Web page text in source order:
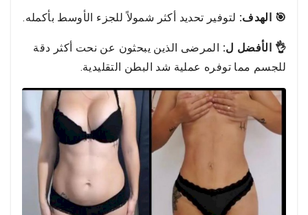
🎯 الهدف: لتوفير تحديد أكثر شمولاً للجزء الأوسط بأكمله.
👌 الأفضل ل: المرضى الذين يبحثون عن نحت أكثر دقة
للجسم مما توفره عملية شد البطن التقليدية.